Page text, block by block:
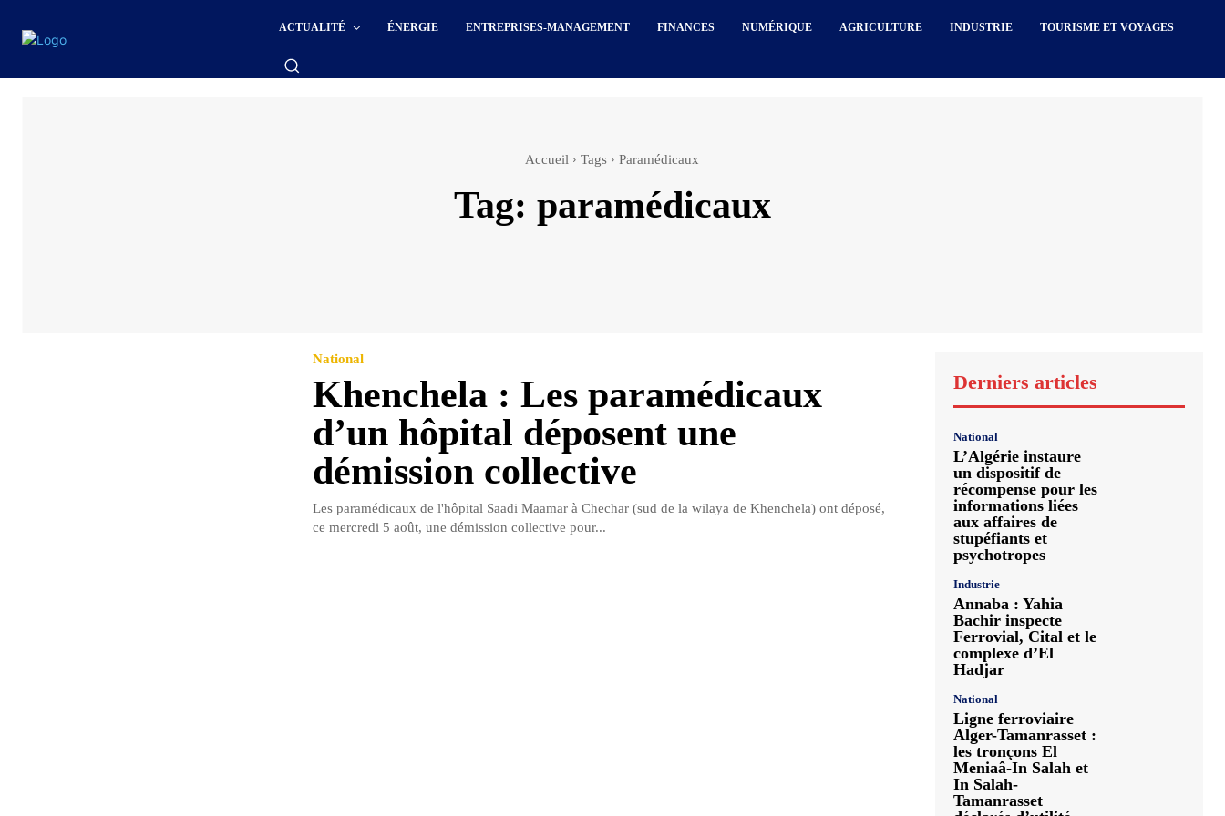
ACTUALITÉ ÉNERGIE ENTREPRISES-MANAGEMENT FINANCES NUMÉRIQUE AGRICULTURE INDUSTRIE TOURISME ET VOYAGES
Accueil Tags Paramédicaux
Tag: paramédicaux
National
Khenchela : Les paramédicaux
d’un hôpital déposent une
démission collective
Les paramédicaux de l'hôpital Saadi Maamar à Chechar (sud de la wilaya de Khenchela) ont déposé,
ce mercredi 5 août, une démission collective pour...
Derniers articles
National
L’Algérie instaure
un dispositif de
récompense pour les
informations liées
aux affaires de
stupéfiants et
psychotropes
Industrie
Annaba : Yahia
Bachir inspecte
Ferrovial, Cital et le
complexe d’El
Hadjar
National
Ligne ferroviaire
Alger-Tamanrasset :
les tronçons El
Meniaâ-In Salah et
In Salah-
Tamanrasset